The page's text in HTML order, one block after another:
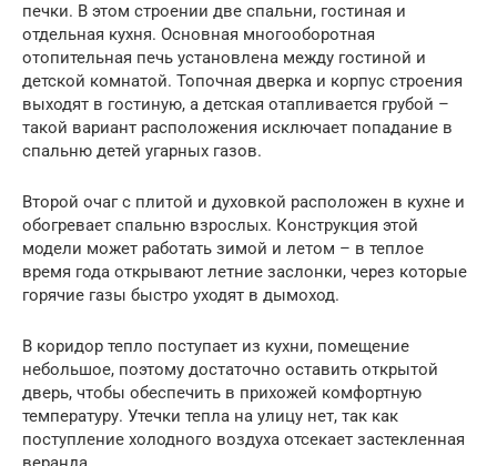
печки. В этом строении две спальни, гостиная и
отдельная кухня. Основная многооборотная
отопительная печь установлена между гостиной и
детской комнатой. Топочная дверка и корпус строения
выходят в гостиную, а детская отапливается грубой –
такой вариант расположения исключает попадание в
спальню детей угарных газов.
Второй очаг с плитой и духовкой расположен в кухне и
обогревает спальню взрослых. Конструкция этой
модели может работать зимой и летом – в теплое
время года открывают летние заслонки, через которые
горячие газы быстро уходят в дымоход.
В коридор тепло поступает из кухни, помещение
небольшое, поэтому достаточно оставить открытой
дверь, чтобы обеспечить в прихожей комфортную
температуру. Утечки тепла на улицу нет, так как
поступление холодного воздуха отсекает застекленная